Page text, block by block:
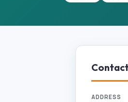
ADDRESS